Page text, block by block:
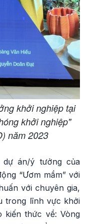
khởi nghiệp tại
khởi nghiệp"
năm 2023
án/ý tưởng của
“Ươm mầm” với
với chuyên gia,
trong lĩnh vực khởi
kiến thức về: Vòng